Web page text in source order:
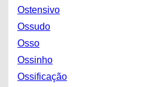
Ostensivo
Ossudo
Osso
Ossinho
Ossificação